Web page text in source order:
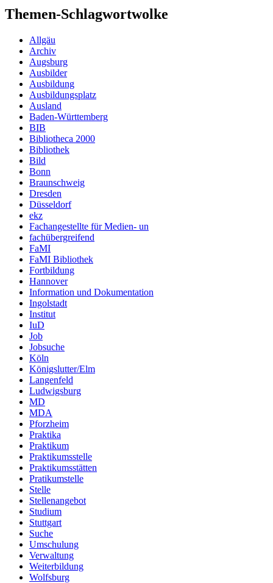
Themen-Schlagwortwolke
Allgäu
Archiv
Augsburg
Ausbilder
Ausbildung
Ausbildungsplatz
Ausland
Baden-Württemberg
BIB
Bibliotheca 2000
Bibliothek
Bild
Bonn
Braunschweig
Dresden
Düsseldorf
ekz
Fachangestellte für Medien- un
fachübergreifend
FaMI
FaMI Bibliothek
Fortbildung
Hannover
Information und Dokumentation
Ingolstadt
Institut
IuD
Job
Jobsuche
Köln
Königslutter/Elm
Langenfeld
Ludwigsburg
MD
MDA
Pforzheim
Praktika
Praktikum
Praktikumsstelle
Praktikumsstätten
Pratikumstelle
Stelle
Stellenangebot
Studium
Stuttgart
Suche
Umschulung
Verwaltung
Weiterbildung
Wolfsburg